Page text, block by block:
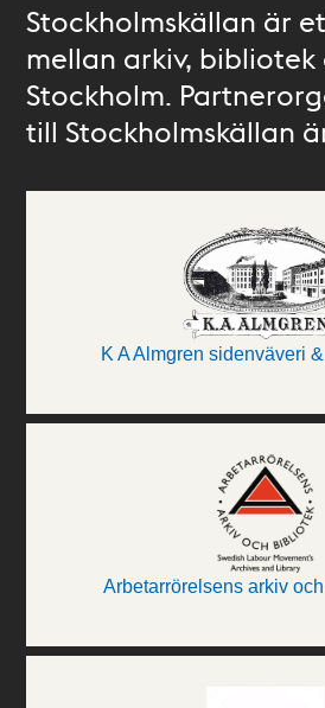
Stockholmskällan är
mellan arkiv, bibliotek
Stockholm.
till Stockholmskällan
K A Almgren sidenväveri
Arbetarrörelsens arkiv